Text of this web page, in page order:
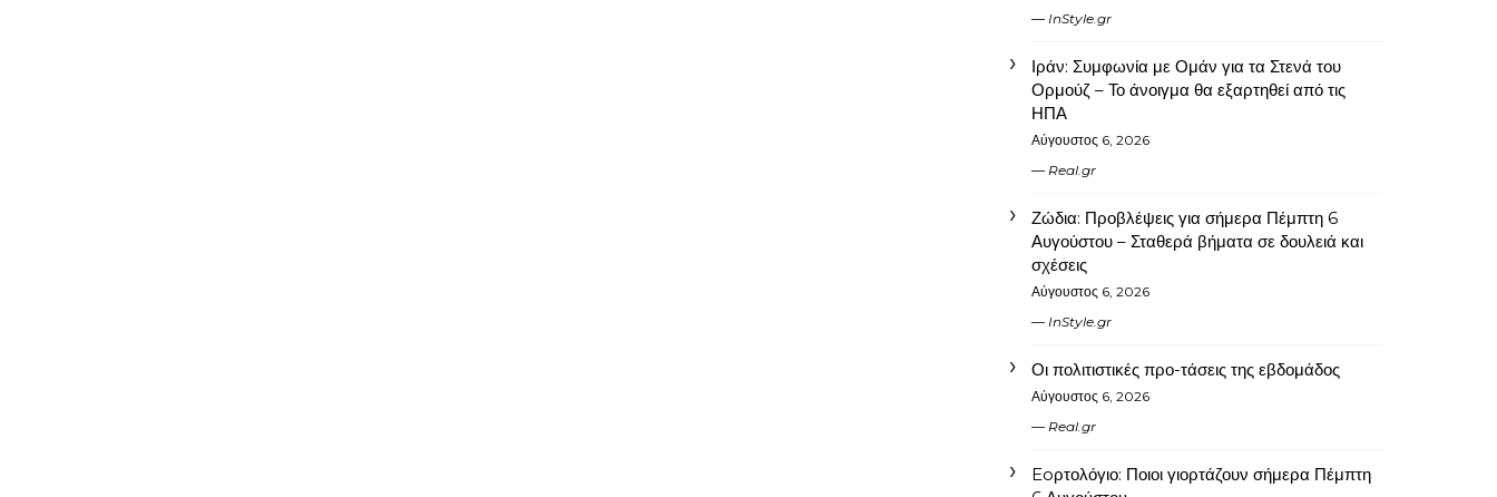
InStyle.gr
Ιράν: Συμφωνία με Ομάν για τα Στενά του
Ορμούζ – Το άνοιγμα θα εξαρτηθεί από τις
ΗΠΑ
Αύγουστος 6, 2026
Real.gr
Ζώδια: Προβλέψεις για σήμερα Πέμπτη 6
Αυγούστου – Σταθερά βήματα σε δουλειά και
σχέσεις
Αύγουστος 6, 2026
InStyle.gr
Οι πολιτιστικές προ-τάσεις της εβδομάδος
Αύγουστος 6, 2026
Real.gr
Eoρτολόγιο: Ποιοι γιορτάζουν σήμερα Πέμπτη